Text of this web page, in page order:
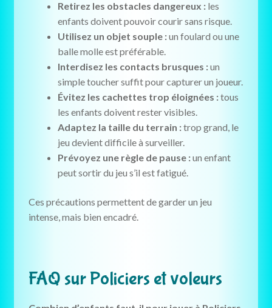
Retirez les obstacles dangereux :les
enfants doivent pouvoir courir sans risque.
Utilisez un objet souple :un foulard ou une
balle molle est préférable.
Interdisez les contacts brusques :un
simple toucher suffit pour capturer un joueur.
Évitez les cachettes trop éloignées :tous
les enfants doivent rester visibles.
Adaptez la taille du terrain :trop grand, le
jeu devient difficile à surveiller.
Prévoyez une règle de pause :un enfant
peut sortir du jeu s’il est fatigué.
Ces précautions permettent de garder un jeu
intense, mais bien encadré.
FAQ sur Policiers et voleurs